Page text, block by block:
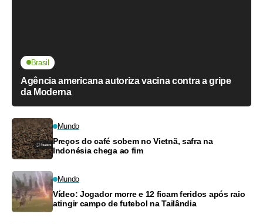
Brasil
Agência americana autoriza vacina contra a gripe
da Moderna
Mundo
Preços do café sobem no Vietnã, safra na
Indonésia chega ao fim
Mundo
Vídeo: Jogador morre e 12 ficam feridos após raio
atingir campo de futebol na Tailândia